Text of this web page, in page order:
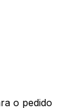
o pedido